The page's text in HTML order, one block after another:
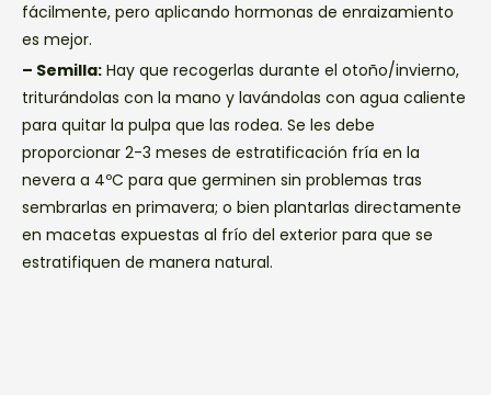
fácilmente, pero aplicando hormonas de enraizamiento
es mejor.
– Semilla: Hay que recogerlas durante el otoño/invierno,
triturándolas con la mano y lavándolas con agua caliente
para quitar la pulpa que las rodea. Se les debe
proporcionar 2-3 meses de estratificación fría en la
nevera a 4ºC para que germinen sin problemas tras
sembrarlas en primavera; o bien plantarlas directamente
en macetas expuestas al frío del exterior para que se
estratifiquen de manera natural.